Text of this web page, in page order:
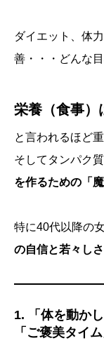
ダイエット、体
善・・・どんな目
栄養（食事）
と言われるほど重
そしてタンパク質
を作るための「魔
特に40代以降の
の自信と若々しさ
1. 「体を動かし
「ご褒美タイム